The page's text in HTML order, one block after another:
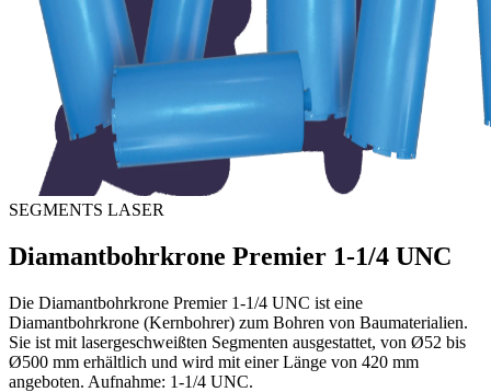
SEGMENTS LASER
Diamantbohrkrone Premier 1-1/4 UNC
Die Diamantbohrkrone Premier 1-1/4 UNC ist eine
Diamantbohrkrone (Kernbohrer) zum Bohren von Baumaterialien.
Sie ist mit lasergeschweißten Segmenten ausgestattet, von Ø52 bis
Ø500 mm erhältlich und wird mit einer Länge von 420 mm
angeboten. Aufnahme: 1-1/4 UNC.